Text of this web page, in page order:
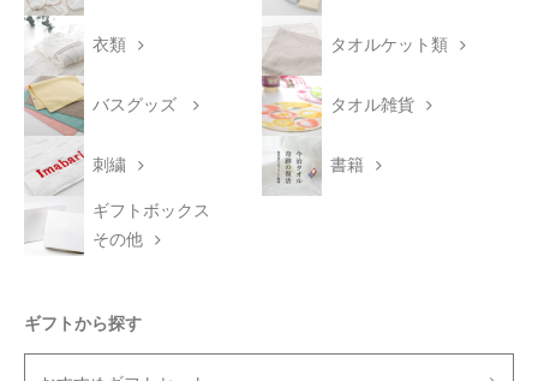
衣類 タオルケット類
バスグッズ タオル雑貨
刺繍 書籍
ギフトボックス
その他
ギフトから探す